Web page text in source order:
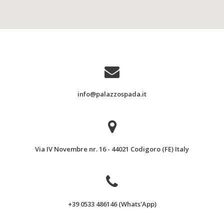
info@palazzospada.it
Via IV Novembre nr. 16 - 44021 Codigoro (FE) Italy
+39 0533 486146 (Whats'App)